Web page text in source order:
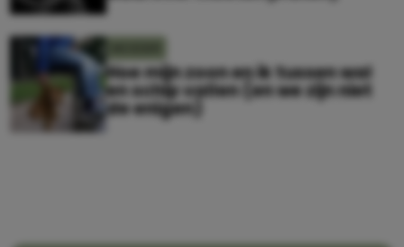
Hoe mijn zoon en ik tussen wal
en schip vallen (en we zijn niet
de enigen)